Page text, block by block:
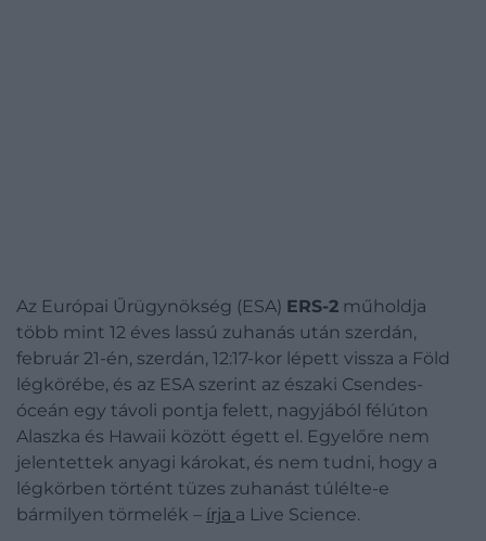
Az Európai Űrügynökség (ESA) ERS-2 műholdja
több mint 12 éves lassú zuhanás után szerdán,
február 21-én, szerdán, 12:17-kor lépett vissza a Föld
légkörébe, és az ESA szerint az északi Csendes-
óceán egy távoli pontja felett, nagyjából félúton
Alaszka és Hawaii között égett el. Egyelőre nem
jelentettek anyagi károkat, és nem tudni, hogy a
légkörben történt tüzes zuhanást túlélte-e
bármilyen törmelék – írja a Live Science.